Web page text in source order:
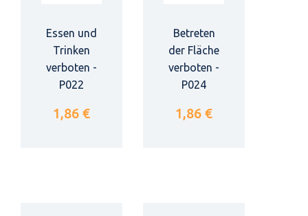
Essen und
Trinken
verboten -
P022
1,86 €
Betreten
der Fläche
verboten -
P024
1,86 €